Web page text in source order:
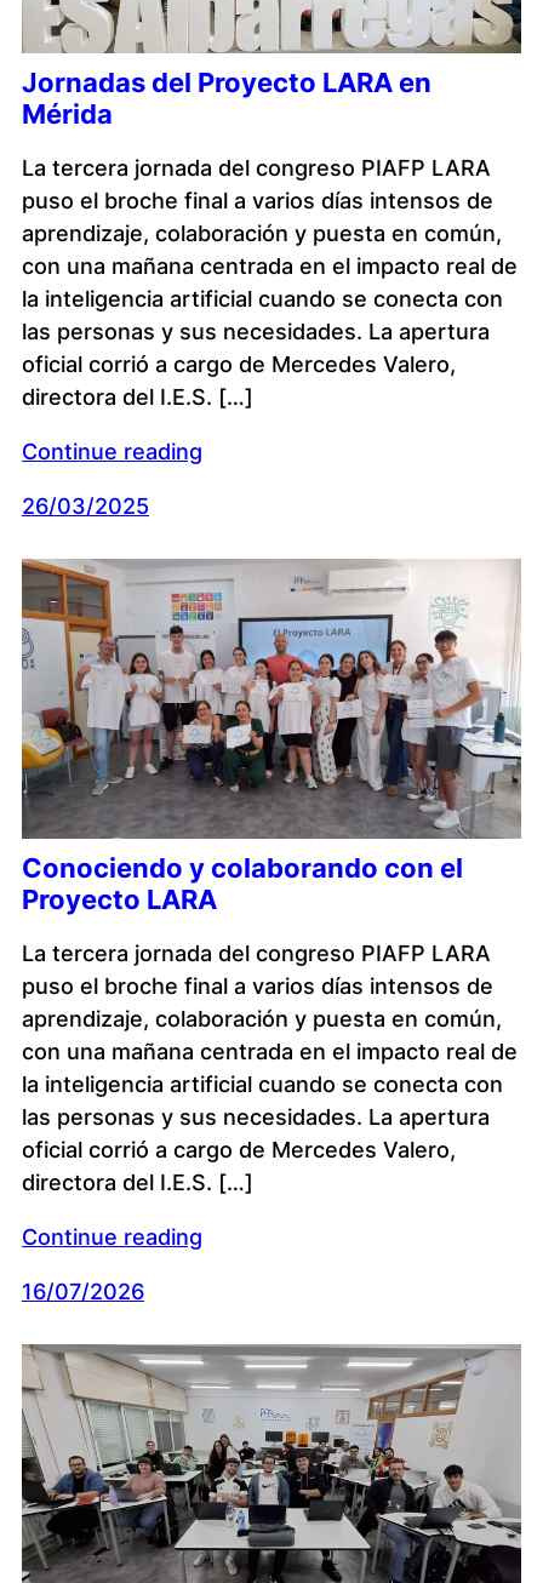
Jornadas del Proyecto LARA en
Mérida
La tercera jornada del congreso PIAFP LARA
puso el broche final a varios días intensos de
aprendizaje, colaboración y puesta en común,
con una mañana centrada en el impacto real de
la inteligencia artificial cuando se conecta con
las personas y sus necesidades. La apertura
oficial corrió a cargo de Mercedes Valero,
directora del I.E.S. […]
Continue reading
26/03/2025
Conociendo y colaborando con el
Proyecto LARA
La tercera jornada del congreso PIAFP LARA
puso el broche final a varios días intensos de
aprendizaje, colaboración y puesta en común,
con una mañana centrada en el impacto real de
la inteligencia artificial cuando se conecta con
las personas y sus necesidades. La apertura
oficial corrió a cargo de Mercedes Valero,
directora del I.E.S. […]
Continue reading
16/07/2026